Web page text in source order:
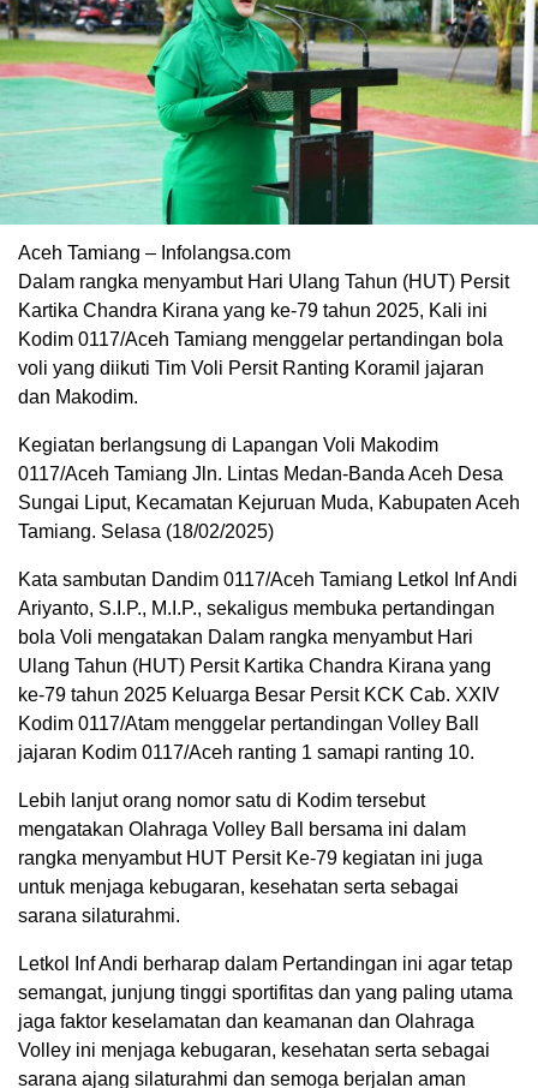
Aceh Tamiang – Infolangsa.com
Dalam rangka menyambut Hari Ulang Tahun (HUT) Persit
Kartika Chandra Kirana yang ke-79 tahun 2025, Kali ini
Kodim 0117/Aceh Tamiang menggelar pertandingan bola
voli yang diikuti Tim Voli Persit Ranting Koramil jajaran
dan Makodim.
Kegiatan berlangsung di Lapangan Voli Makodim
0117/Aceh Tamiang Jln. Lintas Medan-Banda Aceh Desa
Sungai Liput, Kecamatan Kejuruan Muda, Kabupaten Aceh
Tamiang. Selasa (18/02/2025)
Kata sambutan Dandim 0117/Aceh Tamiang Letkol Inf Andi
Ariyanto, S.I.P., M.I.P., sekaligus membuka pertandingan
bola Voli mengatakan Dalam rangka menyambut Hari
Ulang Tahun (HUT) Persit Kartika Chandra Kirana yang
ke-79 tahun 2025 Keluarga Besar Persit KCK Cab. XXIV
Kodim 0117/Atam menggelar pertandingan Volley Ball
jajaran Kodim 0117/Aceh ranting 1 samapi ranting 10.
Lebih lanjut orang nomor satu di Kodim tersebut
mengatakan Olahraga Volley Ball bersama ini dalam
rangka menyambut HUT Persit Ke-79 kegiatan ini juga
untuk menjaga kebugaran, kesehatan serta sebagai
sarana silaturahmi.
Letkol Inf Andi berharap dalam Pertandingan ini agar tetap
semangat, junjung tinggi sportifitas dan yang paling utama
jaga faktor keselamatan dan keamanan dan Olahraga
Volley ini menjaga kebugaran, kesehatan serta sebagai
sarana ajang silaturahmi dan semoga berjalan aman